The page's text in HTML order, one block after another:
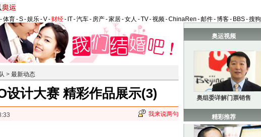
-体育-S-娱乐-V- 财经- IT-汽车- 房产-家居-女人 -TV-视频-ChinaRen -邮件-博客- BBS-搜狗
> 最新动态
设计大赛 精彩作品展示(3)
我来说两句
奥运视频
奥组委详解门票销售
精彩推荐